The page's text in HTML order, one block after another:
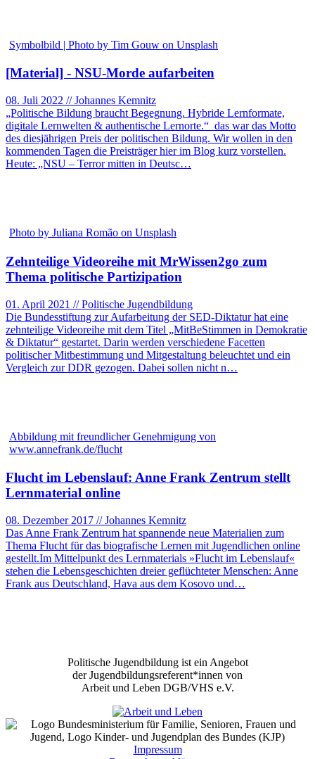
Symbolbild | Photo by Tim Gouw on Unsplash
[Material] - NSU-Morde aufarbeiten
08. Juli 2022 // Johannes Kemnitz
„Politische Bildung braucht Begegnung. Hybride Lernformate,
digitale Lernwelten & authentische Lernorte.“ das war das Motto
des diesjährigen Preis der politischen Bildung. Wir wollen in den
kommenden Tagen die Preisträger hier im Blog kurz vorstellen.
Heute: „NSU – Terror mitten in Deutsc…
Photo by Juliana Romão on Unsplash
Zehnteilige Videoreihe mit MrWissen2go zum
Thema politische Partizipation
01. April 2021 // Politische Jugendbildung
Die Bundesstiftung zur Aufarbeitung der SED-Diktatur hat eine
zehnteilige Videoreihe mit dem Titel „MitBeStimmen in Demokratie
& Diktatur“ gestartet. Darin werden verschiedene Facetten
politischer Mitbestimmung und Mitgestaltung beleuchtet und ein
Vergleich zur DDR gezogen. Dabei sollen nicht n…
Abbildung mit freundlicher Genehmigung von
www.annefrank.de/flucht
Flucht im Lebenslauf: Anne Frank Zentrum stellt
Lernmaterial online
08. Dezember 2017 // Johannes Kemnitz
Das Anne Frank Zentrum hat spannende neue Materialien zum
Thema Flucht für das biografische Lernen mit Jugendlichen online
gestellt.Im Mittelpunkt des Lernmaterials »Flucht im Lebenslauf«
stehen die Lebensgeschichten dreier geflüchteter Menschen: Anne
Frank aus Deutschland, Hava aus dem Kosovo und…
Politische Jugendbildung ist ein Angebot
der Jugendbildungsreferent*innen von
Arbeit und Leben DGB/VHS e.V.
Impressum